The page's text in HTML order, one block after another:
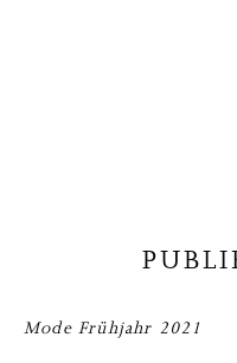
Mode Frühjahr 2021